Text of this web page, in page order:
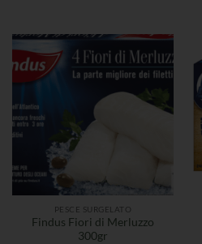
PESCE SURGELATO
Findus Fiori di Merluzzo
300gr